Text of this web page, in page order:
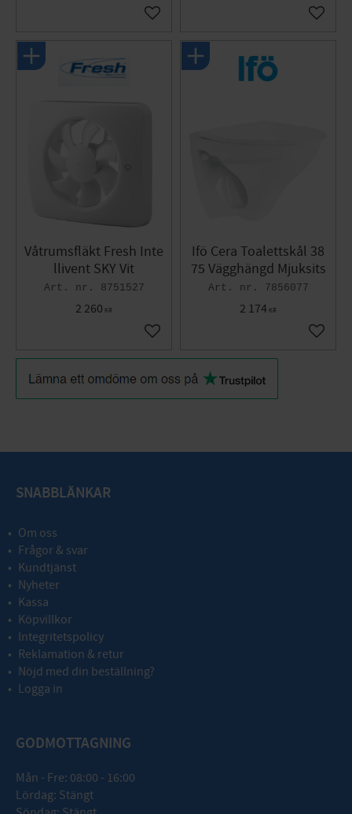
Lägg till i favoriter Lägg
Våtrumsfläkt Fresh Inte
llivent SKY Vit
8751527
2 260 KR
Lägg till i favoriter
Ifö Cera Toalettskål 38
75 Vägghängd Mjuksits
7856077
2 174 KR
Lägg
SNABBLÄNKAR
Om oss
Frågor & svar
Kundtjänst
Nyheter
Kassa
Köpvillkor
Integritetspolicy
Reklamation & retur
Nöjd med din beställning?
Logga in
GODMOTTAGNING
Mån - Fre: 08:00 - 16:00
Lördag: Stängt